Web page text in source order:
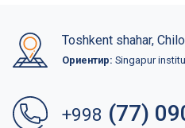
Toshkent shahar,
Ориентир: Singapur
+998 (77)